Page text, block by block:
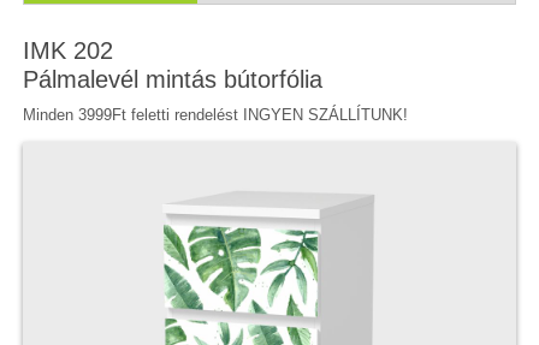
IMK 202
Pálmalevél mintás bútorfólia
Minden 3999Ft feletti rendelést INGYEN SZÁLLÍTUNK!